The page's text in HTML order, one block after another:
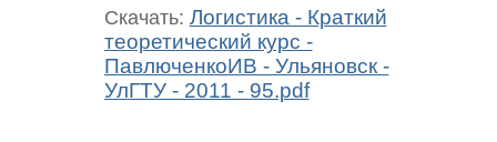
Скачать: Логистика - Краткий
теоретический курс -
ПавлюченкоИВ - Ульяновск -
УлГТУ - 2011 - 95.pdf